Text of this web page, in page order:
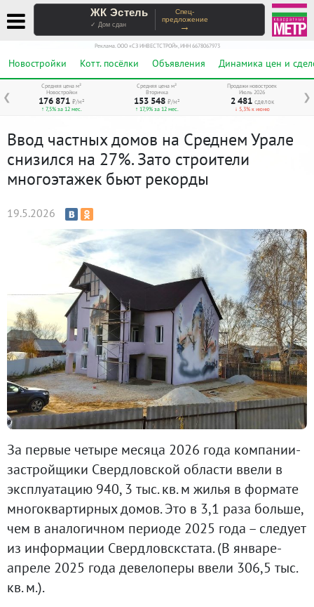
ЖК Эстель
✓ Дом сдан
Спец-
предложение
→
Реклама. ООО «СЗ ИНВЕСТСТРОЙ», ИНН 6678067973
Новостройки Котт. посёлки Объявления Динамика цен и
❮ ❯
Средняя цена м²
Новостройки
176 871 ₽/м²
↑ 7,5% за 12 мес.
Средняя цена м²
Вторичка
153 548 ₽/м²
↑ 17,9% за 12 мес.
Продажи новостроек
Июль 2026
2 481 сделок
↓ 5,3% к июню
Ввод частных домов на Среднем Урале
снизился на 27%. Зато строители
многоэтажек бьют рекорды
19.5.2026
За первые четыре месяца 2026 года компании-
застройщики Свердловской области ввели в
эксплуатацию 940, 3 тыс. кв. м жилья в формате
многоквартирных домов. Это в 3,1 раза больше,
чем в аналогичном периоде 2025 года – следует
из информации Свердловскстата. (В январе-
апреле 2025 года девелоперы ввели 306,5 тыс.
кв. м.).